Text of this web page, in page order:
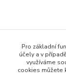
Zboží
Pro základní
účely a v
využíváme
cookies můžete